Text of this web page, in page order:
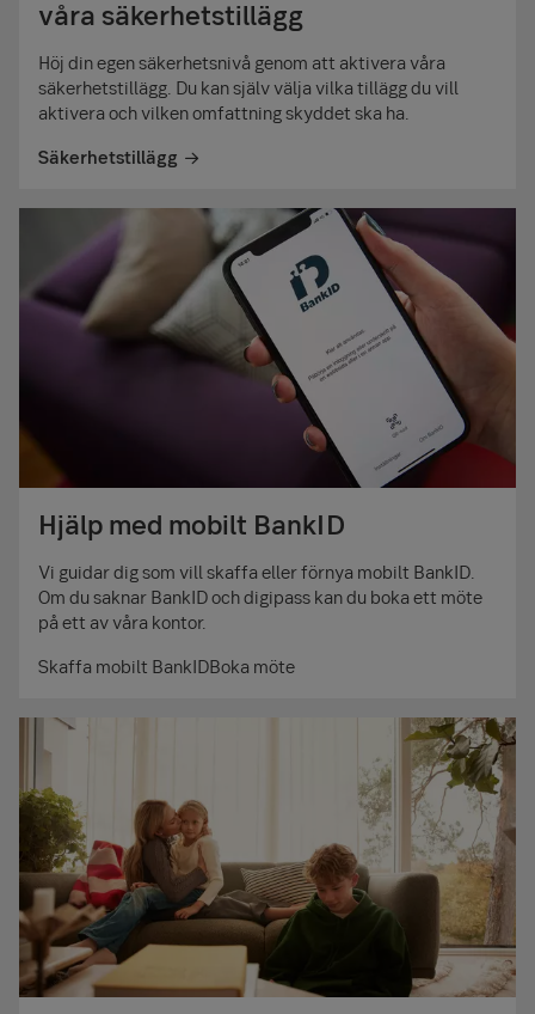
våra säkerhetstillägg
Höj din egen säkerhets­nivå genom att aktivera våra
säkerhets­tillägg. Du kan själv välja vilka tillägg du vill
aktivera och vilken omfattning skyddet ska ha.
Säkerhetstillägg
Hjälp med mobilt BankID
Vi guidar dig som vill skaffa eller förnya mobilt BankID.
Om du saknar BankID och digipass kan du boka ett möte
på ett av våra kontor.
Skaffa mobilt BankIDBoka möte